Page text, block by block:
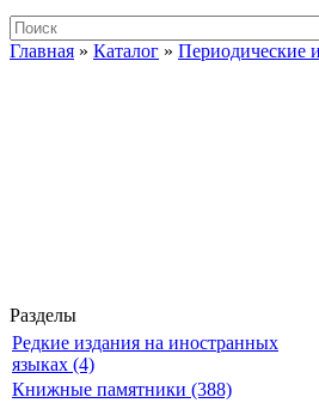
Главная » Каталог » Периодические
Разделы
Редкие издания на иностранных
языках (4)
Книжные памятники (388)